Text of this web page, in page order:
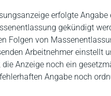
erfolgte
gekündigt
Folgen von
Arbeitnehmer einstellt
Anzeige noch ein
Angabe noch